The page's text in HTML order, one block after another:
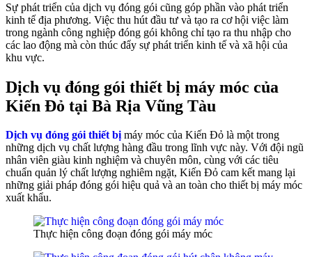
Sự phát triển của dịch vụ đóng gói cũng góp phần vào phát triển
kinh tế địa phương. Việc thu hút đầu tư và tạo ra cơ hội việc làm
trong ngành công nghiệp đóng gói không chỉ tạo ra thu nhập cho
các lao động mà còn thúc đẩy sự phát triển kinh tế và xã hội của
khu vực.
Dịch vụ đóng gói thiết bị máy móc của
Kiến Đỏ tại Bà Rịa Vũng Tàu
Dịch vụ đóng gói thiết bịmáy móc của Kiến Đỏ là một trong
những dịch vụ chất lượng hàng đầu trong lĩnh vực này. Với đội ngũ
nhân viên giàu kinh nghiệm và chuyên môn, cùng với các tiêu
chuẩn quản lý chất lượng nghiêm ngặt, Kiến Đỏ cam kết mang lại
những giải pháp đóng gói hiệu quả và an toàn cho thiết bị máy móc
xuất khẩu.
Thực hiện công đoạn đóng gói máy móc